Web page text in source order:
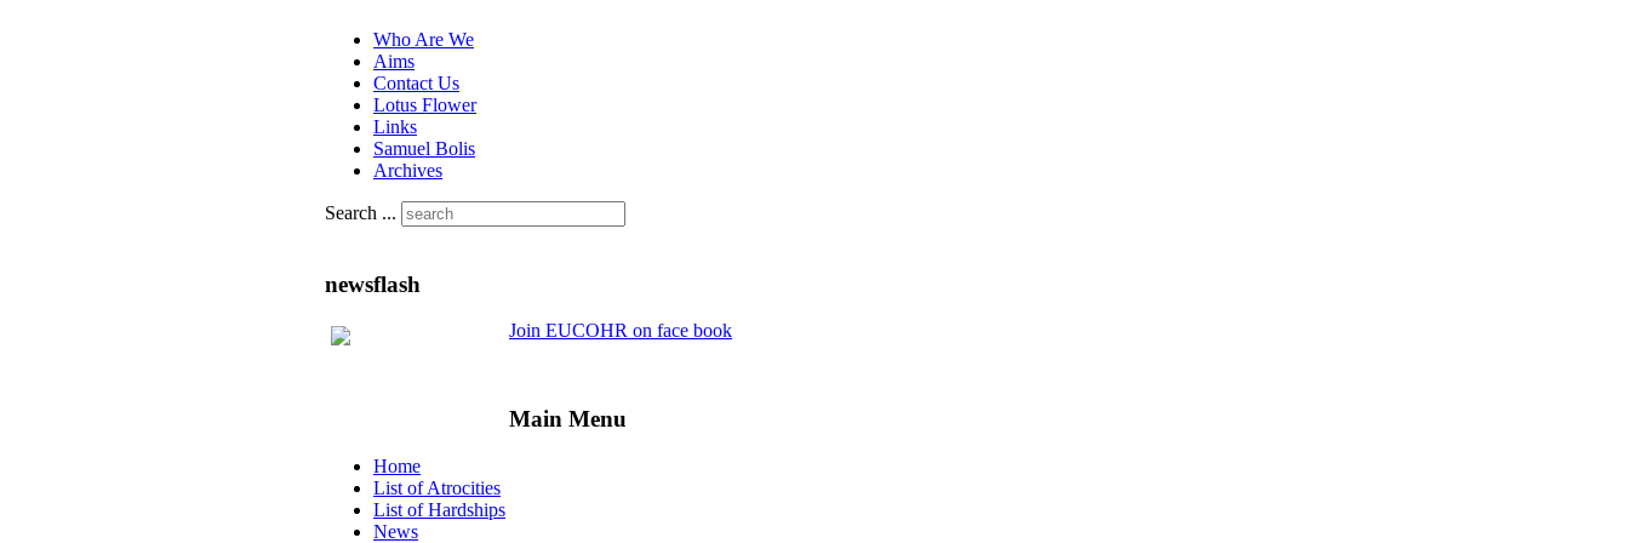
Who Are We
Aims
Contact Us
Lotus Flower
Links
Samuel Bolis
Archives
Search ...
newsflash
Join EUCOHR on face book
Main Menu
Home
List of Atrocities
List of Hardships
News